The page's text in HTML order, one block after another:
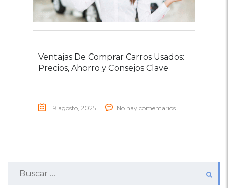
Ventajas De Comprar Carros Usados:
Precios, Ahorro y Consejos Clave
19 agosto, 2025 No hay comentarios